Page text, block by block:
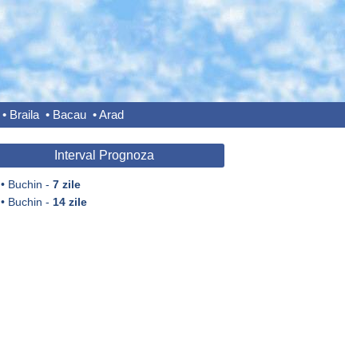
• Braila • Bacau •Arad
Interval Prognoza
• Buchin - 7 zile
• Buchin - 14 zile